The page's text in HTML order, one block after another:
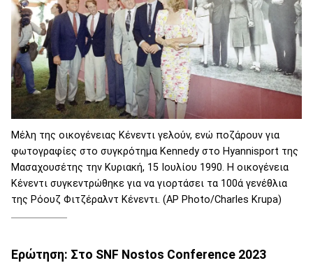
Μέλη της οικογένειας Κένεντι γελούν, ενώ ποζάρουν για
φωτογραφίες στο συγκρότημα Kennedy στο Hyannisport της
Μασαχουσέτης την Κυριακή, 15 Ιουλίου 1990. Η οικογένεια
Κένεντι συγκεντρώθηκε για να γιορτάσει τα 100ά γενέθλια
της Ρόουζ Φιτζέραλντ Κένεντι. (AP Photo/Charles Krupa)
Ερώτηση: Στο SNF Nostos Conference 2023